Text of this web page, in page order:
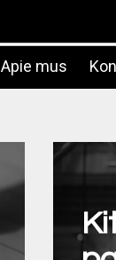
Apie mus